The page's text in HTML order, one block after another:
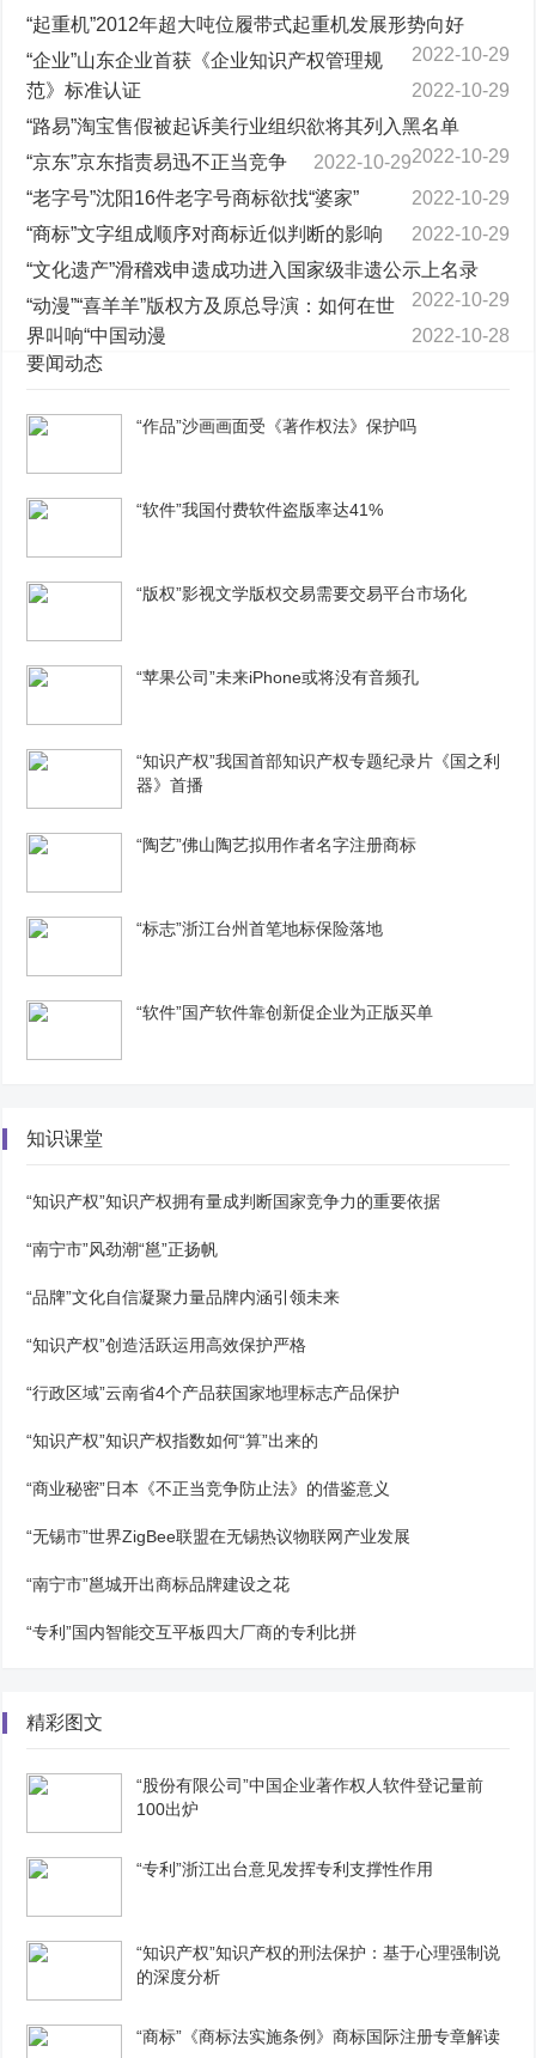
“起重机”2012年超大吨位履带式起重机发展形势向好
2022-10-29
“企业”山东企业首获《企业知识产权管理规
范》标准认证
2022-10-29
“路易”淘宝售假被起诉美行业组织欲将其列入黑名单
2022-10-29
“京东”京东指责易迅不正当竞争
2022-10-29
“老字号”沈阳16件老字号商标欲找“婆家”
2022-10-29
“商标”文字组成顺序对商标近似判断的影响
2022-10-29
“文化遗产”滑稽戏申遗成功进入国家级非遗公示上名录
2022-10-29
“动漫”“喜羊羊”版权方及原总导演：如何在世
界叫响“中国动漫
2022-10-28
要闻动态
“作品”沙画画面受《著作权法》保护吗
“软件”我国付费软件盗版率达41%
“版权”影视文学版权交易需要交易平台市场化
“苹果公司”未来iPhone或将没有音频孔
“知识产权”我国首部知识产权专题纪录片《国之利
器》首播
“陶艺”佛山陶艺拟用作者名字注册商标
“标志”浙江台州首笔地标保险落地
“软件”国产软件靠创新促企业为正版买单
知识课堂
“知识产权”知识产权拥有量成判断国家竞争力的重要依据
“南宁市”风劲潮“邕”正扬帆
“品牌”文化自信凝聚力量品牌内涵引领未来
“知识产权”创造活跃运用高效保护严格
“行政区域”云南省4个产品获国家地理标志产品保护
“知识产权”知识产权指数如何“算”出来的
“商业秘密”日本《不正当竞争防止法》的借鉴意义
“无锡市”世界ZigBee联盟在无锡热议物联网产业发展
“南宁市”邕城开出商标品牌建设之花
“专利”国内智能交互平板四大厂商的专利比拼
精彩图文
“股份有限公司”中国企业著作权人软件登记量前
100出炉
“专利”浙江出台意见发挥专利支撑性作用
“知识产权”知识产权的刑法保护：基于心理强制说
的深度分析
“商标”《商标法实施条例》商标国际注册专章解读